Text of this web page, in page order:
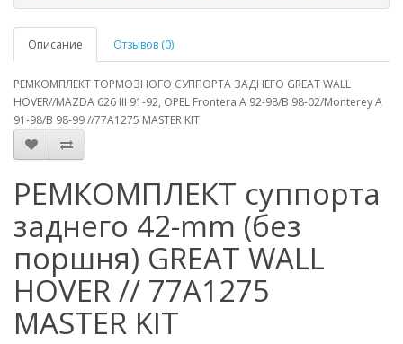
Описание Отзывов (0)
РЕМКОМПЛЕКТ ТОРМОЗНОГО СУППОРТА ЗАДНЕГО GREAT WALL
HOVER//MAZDA 626 III 91-92, OPEL Frontera A 92-98/B 98-02/Monterey A
91-98/B 98-99 //77A1275 MASTER KIT
РЕМКОМПЛЕКТ суппорта
заднего 42-mm (без
поршня) GREAT WALL
HOVER // 77A1275
MASTER KIT